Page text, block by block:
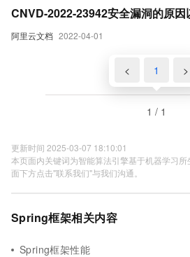
阿里云文档 2022-04-01
CNVD-2022-23942安全漏洞的原因
< 1 >
1 / 1
更新时间 2025-03-07 18:10:01
本页面内关键词为智能算法引擎基于机器学习
面下方点击"联系我们"与我们沟通。
Spring框架相关内容
Spring框架性能